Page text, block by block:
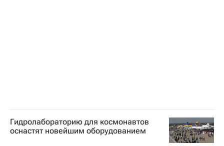
Гидролабораторию для космонавтов
оснастят новейшим оборудованием